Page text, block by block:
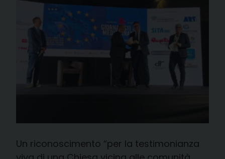
Un riconoscimento “per la testimonianza